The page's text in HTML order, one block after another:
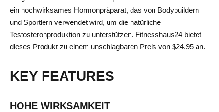
ein hochwirksames Hormonpräparat, das von Bodybuildern
und Sportlern verwendet wird, um die natürliche
Testosteronproduktion zu unterstützen. Fitnesshaus24 bietet
dieses Produkt zu einem unschlagbaren Preis von $24.95 an.
KEY FEATURES
HOHE WIRKSAMKEIT